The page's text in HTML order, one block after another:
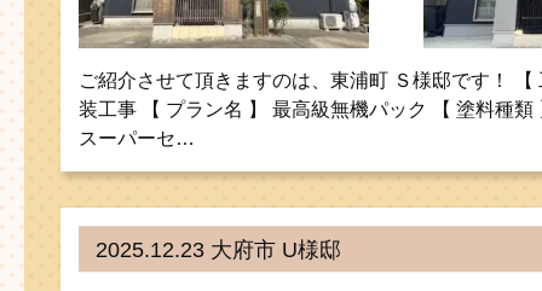
ご紹介させて頂きますのは、東浦町 Ｓ様邸です！ 【
装工事 【 プラン名 】 最高級無機パック 【 塗料種類
スーパーセ…
2025.12.23 大府市 U様邸